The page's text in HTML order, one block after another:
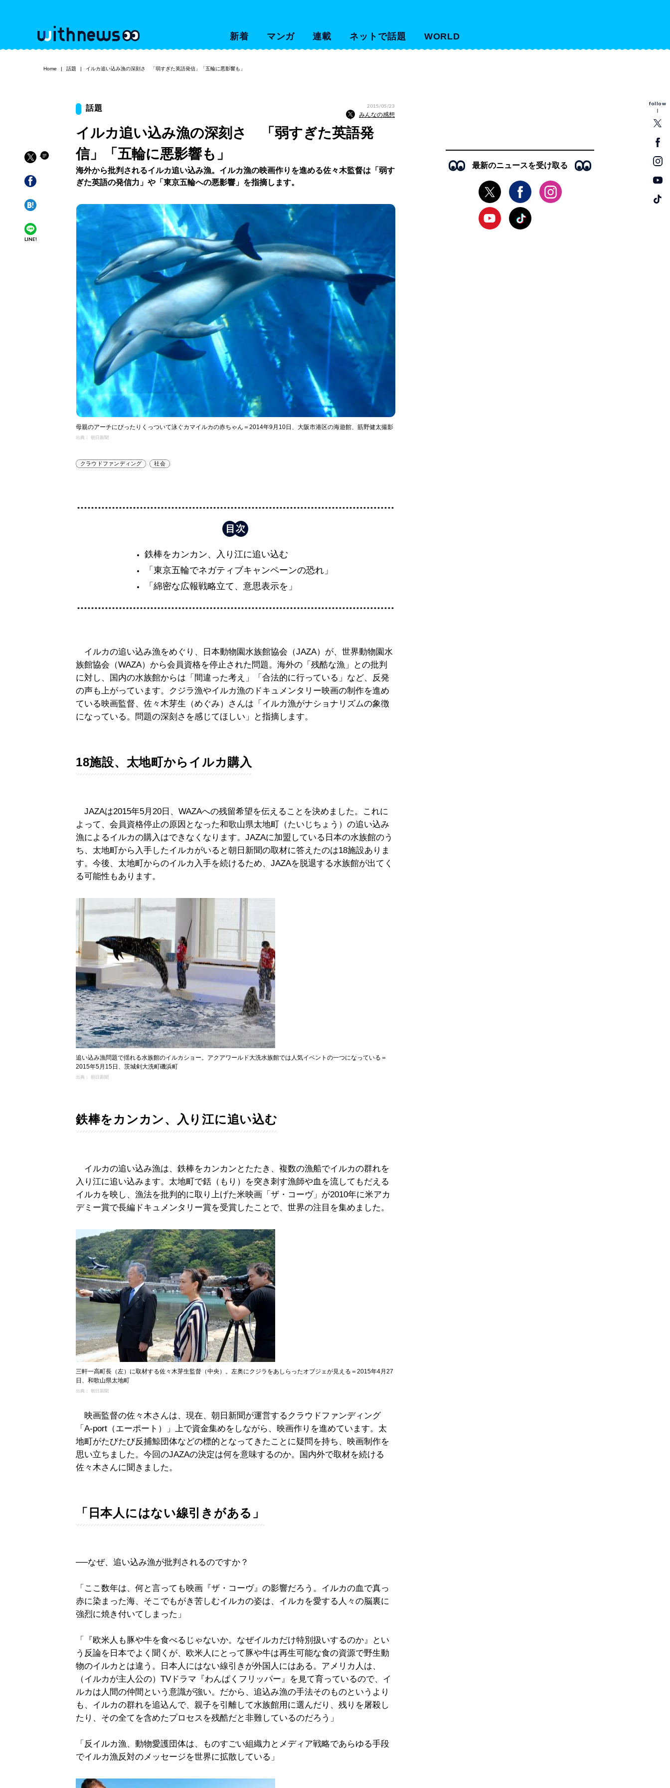
新着 マンガ 連載 ネットで話題 WORLD
follow
Home 話題 イルカ追い込み漁の深刻さ 「弱すぎた英語発信」「五輪に悪影響も」
LINE!
話題 2015/05/23
みんなの感想
イルカ追い込み漁の深刻さ 「弱すぎた英語発
信」「五輪に悪影響も」
海外から批判されるイルカ追い込み漁。イルカ漁の映画作りを進める佐々木監督は「弱す
ぎた英語の発信力」や「東京五輪への悪影響」を指摘します。
母親のアーチにぴったりくっついて泳ぐカマイルカの赤ちゃん＝2014年9月10日、大阪市港区の海遊館、筋野健太撮影
出典： 朝日新聞
クラウドファンディング 社会
鉄棒をカンカン、入り江に追い込む
「東京五輪でネガティブキャンペーンの恐れ」
「綿密な広報戦略立て、意思表示を」
イルカの追い込み漁をめぐり、日本動物園水族館協会（JAZA）が、世界動物園水
族館協会（WAZA）から会員資格を停止された問題。海外の「残酷な漁」との批判
に対し、国内の水族館からは「間違った考え」「合法的に行っている」など、反発
の声も上がっています。クジラ漁やイルカ漁のドキュメンタリー映画の制作を進め
ている映画監督、佐々木芽生（めぐみ）さんは「イルカ漁がナショナリズムの象徴
になっている。問題の深刻さを感じてほしい」と指摘します。
18施設、太地町からイルカ購入
JAZAは2015年5月20日、WAZAへの残留希望を伝えることを決めました。これに
よって、会員資格停止の原因となった和歌山県太地町（たいじちょう）の追い込み
漁によるイルカの購入はできなくなります。JAZAに加盟している日本の水族館のう
ち、太地町から入手したイルカがいると朝日新聞の取材に答えたのは18施設ありま
す。今後、太地町からのイルカ入手を続けるため、JAZAを脱退する水族館が出てく
る可能性もあります。
追い込み漁問題で揺れる水族館のイルカショー。アクアワールド大洗水族館では人気イベントの一つになっている＝
2015年5月15日、茨城剣大洗町磯浜町
出典： 朝日新聞
鉄棒をカンカン、入り江に追い込む
イルカの追い込み漁は、鉄棒をカンカンとたたき、複数の漁船でイルカの群れを
入り江に追い込みます。太地町で銛（もり）を突き刺す漁師や血を流してもだえる
イルカを映し、漁法を批判的に取り上げた米映画「ザ・コーヴ」が2010年に米アカ
デミー賞で長編ドキュメンタリー賞を受賞したことで、世界の注目を集めました。
三軒一高町長（左）に取材する佐々木芽生監督（中央）。左奥にクジラをあしらったオブジェが見える＝2015年4月27
日、和歌山県太地町
出典： 朝日新聞
映画監督の佐々木さんは、現在、朝日新聞が運営するクラウドファンディング
「A-port（エーポート）」上で資金集めをしながら、映画作りを進めています。太
地町がたびたび反捕鯨団体などの標的となってきたことに疑問を持ち、映画制作を
思い立ちました。今回のJAZAの決定は何を意味するのか。国内外で取材を続ける
佐々木さんに聞きました。
「日本人にはない線引きがある」
──なぜ、追い込み漁が批判されるのですか？
「ここ数年は、何と言っても映画『ザ・コーヴ』の影響だろう。イルカの血で真っ
赤に染まった海、そこでもがき苦しむイルカの姿は、イルカを愛する人々の脳裏に
強烈に焼き付いてしまった」
「『欧米人も豚や牛を食べるじゃないか。なぜイルカだけ特別扱いするのか』とい
う反論を日本でよく聞くが、欧米人にとって豚や牛は再生可能な食の資源で野生動
物のイルカとは違う。日本人にはない線引きが外国人にはある。アメリカ人は、
（イルカが主人公の）TVドラマ『わんぱくフリッパー』を見て育っているので、イ
ルカは人間の仲間という意識が強い。だから、追込み漁の手法そのものというより
も、イルカの群れを追込んで、親子を引離して水族館用に選んだり、残りを屠殺し
たり、その全てを含めたプロセスを残酷だと非難しているのだろう」
「反イルカ漁、動物愛護団体は、ものすごい組織力とメディア戦略であらゆる手段
でイルカ漁反対のメッセージを世界に拡散している」
最新のニュースを受け取る